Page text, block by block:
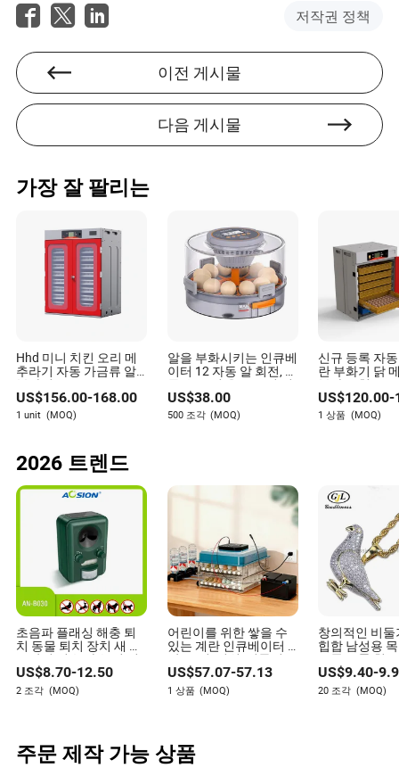
회전해야 합니까?
A: 배아가 껍질에 달라붙는 것을 방지하기 위해 계란은 하
샬럿 해리스는 농업 및 식품 산업 분야의 숙련된 작가이
자 전문가입니다. 그녀의 작업은 제품 품질과 인증의 중
요한 영역에 중점을 두며, 산업 표준을 형성하는 데 도
움을 주는 심층 분석과 통찰력을 제공합니다. 광범위한
경험을 바탕으로 샬럿은 농업 관행과 식품 안전에 대한
이해를 높이는 데 전념하고 있으며, 독자들이 산업의 최
저작권 정책
이전 게시물
다음 게시물
가장 잘 팔리는
Hhd 미니 치킨 오리 메
추라기 자동 가금류 알
부화기 1000
US$156.00-168.00
1 unit (MOQ)
알을 부화시키는 인큐베
이터 12 자동 알 회전, 자
동 습도 및 온도 조절 기
능이 있는 알 인큐베이
터, 360 닭, 거위, 비둘기,
메추라기, 오리 부화를
US$38.00
500 조각 (MOQ)
신규 등록 자
란 부화기 닭
부화 소형
US$120.00-
1 상품 (MOQ)
2026 트렌드
초음파 플래싱 해충 퇴
치 동물 퇴치 장치 새 개
고양이 여우 사슴 쥐 비
둘기 담비 너구리 토끼
펠리컨 퇴치기 정원용
US$8.70-12.50
2 조각 (MOQ)
어린이를 위한 쌓을 수
있는 계란 인큐베이터 -
닭, 오리, 거위, 비둘기,
앵무새를 위한 투명한
완전 자동 해처
US$57.07-57.13
1 상품 (MOQ)
창의적인 비
힙합 남성용
르콘 투톤 힙
목걸이 보석
US$9.40-
20 조각 (MOQ)
주문 제작 가능 상품